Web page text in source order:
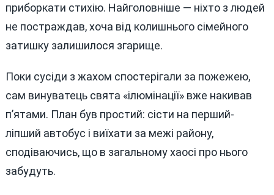
приборкати стихію. Найголовніше — ніхто з людей
не постраждав, хоча від колишнього сімейного
затишку залишилося згарище.
Поки сусіди з жахом спостерігали за пожежею,
сам винуватець свята «ілюмінації» вже накивав
п’ятами. План був простий: сісти на перший-
ліпший автобус і виїхати за межі району,
сподіваючись, що в загальному хаосі про нього
забудуть.